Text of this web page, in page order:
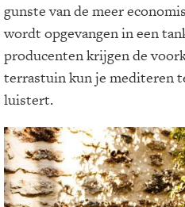
gunste van de meer
wordt opgevangen in een
producenten krijgen de
terrastuin kun je mediteren
luistert.